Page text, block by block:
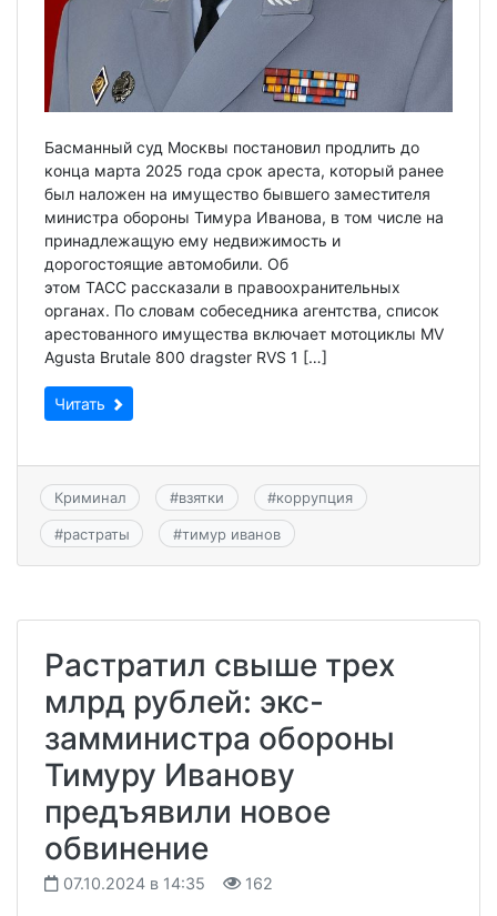
Басманный суд Москвы постановил продлить до
конца марта 2025 года срок ареста, который ранее
был наложен на имущество бывшего заместителя
министра обороны Тимура Иванова, в том числе на
принадлежащую ему недвижимость и
дорогостоящие автомобили. Об
этом ТАСС рассказали в правоохранительных
органах. По словам собеседника агентства, список
арестованного имущества включает мотоциклы MV
Agusta Brutale 800 dragster RVS 1 […]
Читать
Криминал #взятки #коррупция
#растраты #тимур иванов
Растратил свыше трех
млрд рублей: экс-
замминистра обороны
Тимуру Иванову
предъявили новое
обвинение
07.10.2024 в 14:35 162